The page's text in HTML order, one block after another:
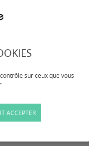
sur ceux que vous
ACCEPTER